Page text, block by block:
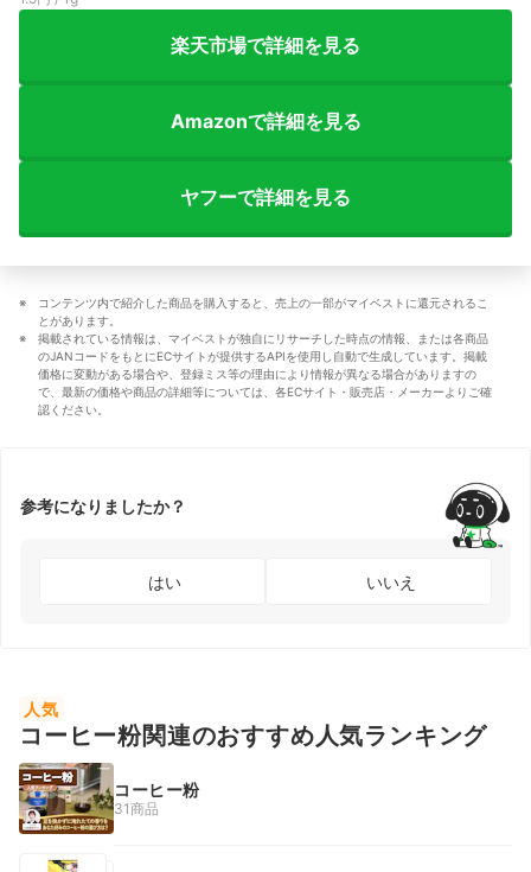
楽天市場で詳細を見る
Amazonで詳細を見る
ヤフーで詳細を見る
コンテンツ内で紹介した商品を購入すると、売上の一部がマイベストに還元されるこ
とがあります。
掲載されている情報は、マイベストが独自にリサーチした時点の情報、または各商品
のJANコードをもとにECサイトが提供するAPIを使用し自動で生成しています。掲載
価格に変動がある場合や、登録ミス等の理由により情報が異なる場合がありますの
で、最新の価格や商品の詳細等については、各ECサイト・販売店・メーカーよりご確
認ください。
参考になりましたか？
はい いいえ
人気
コーヒー粉関連のおすすめ人気ランキング
コーヒー粉
31商品